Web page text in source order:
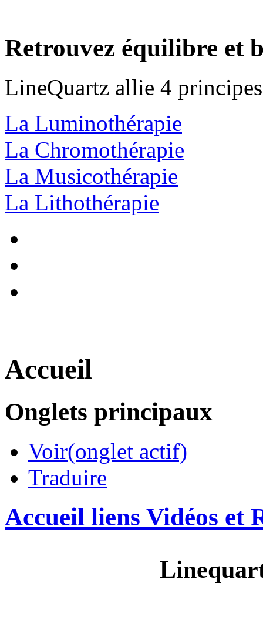
Retrouvez équilibre et
LineQuartz allie 4
La Luminothérapie
La Chromothérapie
La Musicothérapie
La Lithothérapie
Accueil
Onglets principaux
Voir(onglet actif)
Traduire
Accueil liens Vidéos et